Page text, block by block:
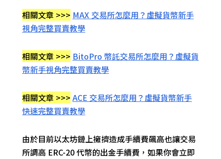
相關文章 >>> MAX 交易所怎麼用？虛擬貨幣新手
視角完整買賣教學
相關文章 >>> BitoPro 幣託交易所怎麼用？虛擬貨
幣新手視角完整買賣教學
相關文章 >>> ACE 交易所怎麼用？虛擬貨幣新手
快速完整買賣教學
由於目前以太坊鏈上擁擠造成手續費飆高也讓交易
所調高 ERC-20 代幣的出金手續費，如果你會立即